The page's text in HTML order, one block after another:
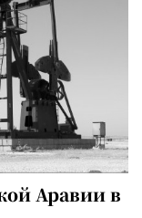
Аравии в